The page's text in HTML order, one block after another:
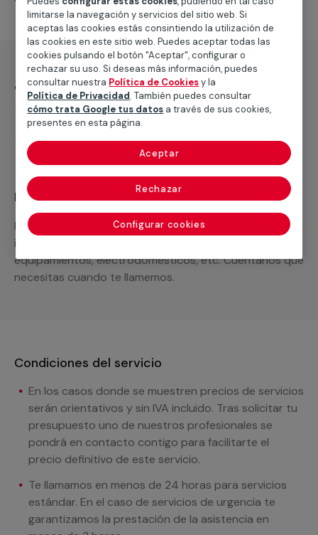
¿Qué incluye?
Desplazamiento
Recuerda que en MULTIMAP
Podemos ofrecer cualquier servicio a medida
incluyendo todo lo que necesites: materiales,
equipamientos, electrodomésticos, etc. Cuéntanos que
necesitas cuando te llamemos.
Condiciones del servicio
En los casos donde se muestren precios de servicios
serán orientativos y sin IVA incluido. Tras solicitar tu
presupuesto uno de nuestros profesionales se
pondrá en contacto contigo para facilitarte el
precio definitivo de este servicio.
Te llamamos en menos de 24 horas para servicios
estándar. En el caso de servicios de urgencia te
garantizamos la prestación de la asistencia en
limitarse la navegación y servicios del sitio web. Si
aceptas las cookies estás consintiendo la utilización de
las cookies en este sitio web. Puedes aceptar todas las
cookies pulsando el botón "Aceptar", configurar o
rechazar su uso. Si deseas más información, puedes
consultar nuestra Política de Cookiesy la
Política de Privacidad. También puedes consultar
cómo trata Google tus datos a través de sus cookies,
presentes en esta página.
Configurar cookies
Rechazar
Aceptar